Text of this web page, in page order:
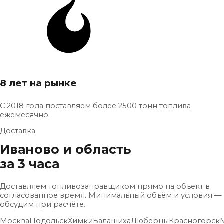
8 лет на рынке
С 2018 года поставляем более 2500 тонн топлива
ежемесячно.
Доставка
Иваново и область
за 3 часа
Доставляем топливозаправщиком прямо на объект в
согласованное время. Минимальный объём и условия —
обсудим при расчёте.
МоскваПодольскХимкиБалашихаЛюберцыКрасногорск